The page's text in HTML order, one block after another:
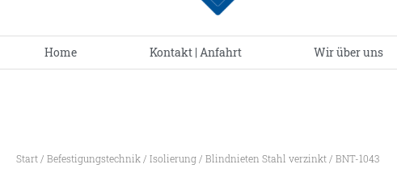
Home Kontakt | Anfahrt Wir über uns
Start / Befestigungstechnik / Isolierung / Blindnieten Stahl verzinkt / BNT-1043